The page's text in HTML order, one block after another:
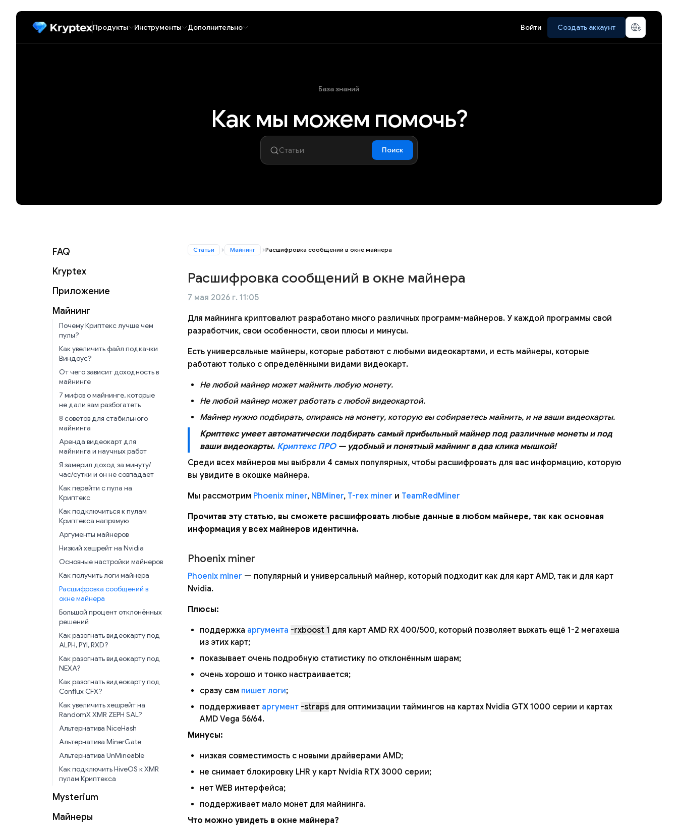
Продукты Инструменты Дополнительно Войти Создать аккаунт
База знаний
Как мы можем помочь?
Поиск
FAQ
Kryptex
Приложение
Майнинг
Почему Криптекс лучше чем
пулы?
Как увеличить файл подкачки
Виндоус?
От чего зависит доходность в
майнинге
7 мифов о майнинге, которые
не дали вам разбогатеть
8 советов для стабильного
майнинга
Аренда видеокарт для
майнинга и научных работ
Я замерил доход за минуту/
час/сутки и он не совпадает
Как перейти с пула на
Криптекс
Как подключиться к пулам
Криптекса напрямую
Аргументы майнеров
Низкий хешрейт на Nvidia
Основные настройки майнеров
Как получить логи майнера
Расшифровка сообщений в
окне майнера
Большой процент отклонённых
решений
Как разогнать видеокарту под
ALPH, PYI, RXD?
Как разогнать видеокарту под
NEXA?
Как разогнать видеокарту под
Conflux CFX?
Как увеличить хешрейт на
RandomX XMR ZEPH SAL?
Альтернатива NiceHash
Альтернатива MinerGate
Альтернатива UnMineable
Как подключить HiveOS к XMR
пулам Криптекса
Mysterium
Майнеры
Статьи Майнинг Расшифровка сообщений в окне майнера
Расшифровка сообщений в окне майнера
7 мая 2026 г. 11:05
Для майнинга криптовалют разработано много различных программ-майнеров. У каждой программы свой
разработчик, свои особенности, свои плюсы и минусы.
Есть универсальные майнеры, которые работают с любыми видеокартами, и есть майнеры, которые
работают только с определёнными видами видеокарт.
Не любой майнер может майнить любую монету.
Не любой майнер может работать с любой видеокартой.
Майнер нужно подбирать, опираясь на монету, которую вы собираетесь майнить, и на ваши видеокарты.
Криптекс умеет автоматически подбирать самый прибыльный майнер под различные монеты и под
ваши видеокарты. Криптекс ПРО— удобный и понятный майнинг в два клика мышкой!
Среди всех майнеров мы выбрали 4 самых популярных, чтобы расшифровать для вас информацию, которую
вы увидите в окошке майнера.
Мы рассмотрим Phoenix miner, NBMiner, T-rex miner и TeamRedMiner
Прочитав эту статью, вы сможете расшифровать любые данные в любом майнере, так как основная
информация у всех майнеров идентична.
Phoenix miner
Phoenix miner — популярный и универсальный майнер, который подходит как для карт AMD, так и для карт
Nvidia.
Плюсы:
поддержка аргумента -rxboost 1 для карт AMD RX 400/500, который позволяет выжать ещё 1-2 мегахеша
из этих карт;
показывает очень подробную статистику по отклонённым шарам;
очень хорошо и тонко настраивается;
сразу сам пишет логи;
поддерживает аргумент -straps для оптимизации таймингов на картах Nvidia GTX 1000 серии и картах
AMD Vega 56/64.
Минусы:
низкая совместимость с новыми драйверами AMD;
не снимает блокировку LHR у карт Nvidia RTX 3000 серии;
нет WEB интерфейса;
поддерживает мало монет для майнинга.
Что можно увидеть в окне майнера?